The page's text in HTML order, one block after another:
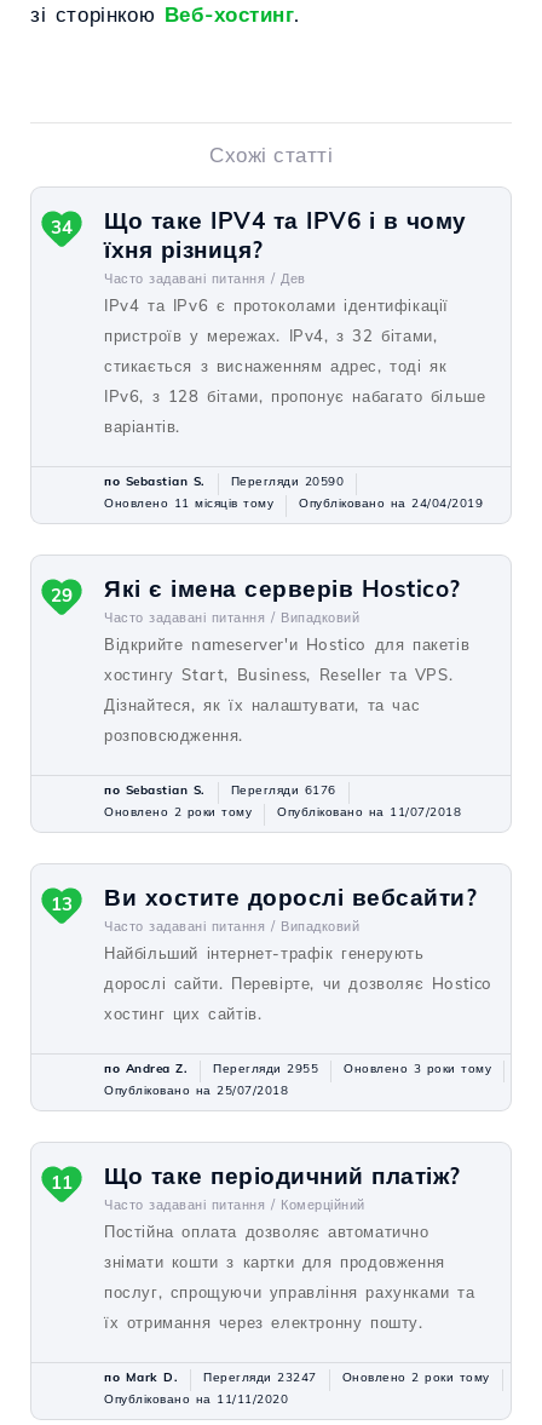
зі сторінкою Веб-хостинг.
Схожі статті
Що таке IPV4 та IPV6 і в чому
їхня різниця?
Часто задавані питання / Дев
IPv4 та IPv6 є протоколами ідентифікації
пристроїв у мережах. IPv4, з 32 бітами,
стикається з виснаженням адрес, тоді як
IPv6, з 128 бітами, пропонує набагато більше
варіантів.
34
по Sebastian S.
Перегляди 20590
Оновлено 11 місяців тому
Опубліковано на 24/04/2019
Які є імена серверів Hostico?
Часто задавані питання / Випадковий
Відкрийте nameserver'и Hostico для пакетів
хостингу Start, Business, Reseller та VPS.
Дізнайтеся, як їх налаштувати, та час
розповсюдження.
29
по Sebastian S.
Перегляди 6176
Оновлено 2 роки тому
Опубліковано на 11/07/2018
Ви хостите дорослі вебсайти?
Часто задавані питання / Випадковий
Найбільший інтернет-трафік генерують
дорослі сайти. Перевірте, чи дозволяє Hostico
хостинг цих сайтів.
13
по Andrea Z. Перегляди 2955
Оновлено 3 роки тому
Опубліковано на 25/07/2018
Що таке періодичний платіж?
Часто задавані питання / Комерційний
Постійна оплата дозволяє автоматично
знімати кошти з картки для продовження
послуг, спрощуючи управління рахунками та
їх отримання через електронну пошту.
11
по Mark D. Перегляди 23247
Оновлено 2 роки тому
Опубліковано на 11/11/2020